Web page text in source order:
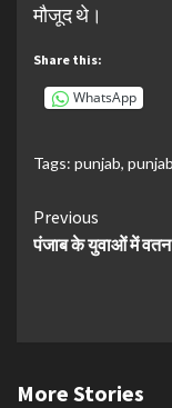
मौजूद थे।
Share this:
WhatsApp
Tags: punjab,
Continue
Reading
Previous
पंजाब के युवाओं में वतन
More Stories